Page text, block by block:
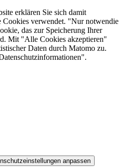
erklären Sie sich damit
Cookies verwendet. "Nur notwendie
das zur Speicherung Ihrer
Mit "Alle Cookies akzeptieren"
Daten durch Matomo zu.
anpassen